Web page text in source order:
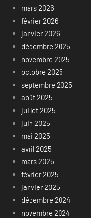
mars 2026
février 2026
janvier 2026
décembre 2025
novembre 2025
octobre 2025
septembre 2025
août 2025
juillet 2025
juin 2025
mai 2025
avril 2025
mars 2025
février 2025
janvier 2025
décembre 2024
novembre 2024